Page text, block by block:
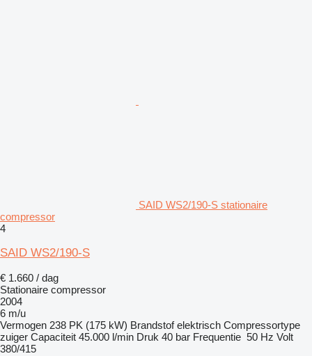
SAID WS2/190-S stationaire
compressor
4
SAID WS2/190-S
€ 1.660 / dag
Stationaire compressor
2004
6 m/u
Vermogen 238 PK (175 kW) Brandstof elektrisch Compressortype
zuiger Capaciteit 45.000 l/min Druk 40 bar Frequentie 50 Hz Volt
380/415